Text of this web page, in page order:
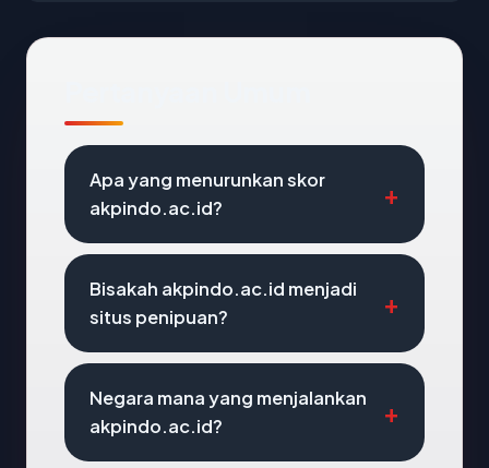
Apa yang menurunkan skor
akpindo.ac.id?
Bisakah akpindo.ac.id menjadi
situs penipuan?
Negara mana yang menjalankan
akpindo.ac.id?